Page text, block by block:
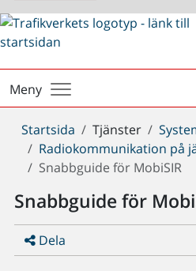
Meny
Du
är
här:
Startsida Tjänster
Radiokommunikation på
Snabbguide för MobiSIR
Snabbguide för
Dela